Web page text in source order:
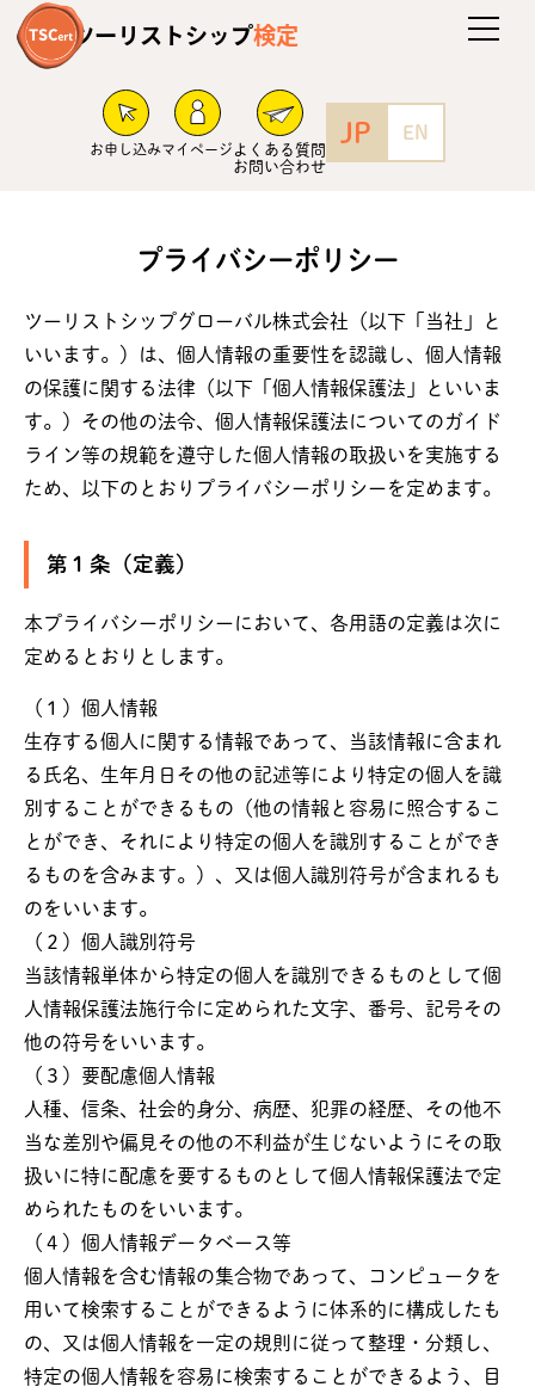
ツーリストシップ検定
お申し込みマイページ よくある質問
お問い合わせ
JP EN
プライバシーポリシー
ツーリストシップグローバル株式会社（以下「当社」と
いいます。）は、個人情報の重要性を認識し、個人情報
の保護に関する法律（以下「個人情報保護法」といいま
す。）その他の法令、個人情報保護法についてのガイド
ライン等の規範を遵守した個人情報の取扱いを実施する
ため、以下のとおりプライバシーポリシーを定めます。
第１条（定義）
本プライバシーポリシーにおいて、各用語の定義は次に
定めるとおりとします。
（１）個人情報
生存する個人に関する情報であって、当該情報に含まれ
る氏名、生年月日その他の記述等により特定の個人を識
別することができるもの（他の情報と容易に照合するこ
とができ、それにより特定の個人を識別することができ
るものを含みます。）、又は個人識別符号が含まれるも
のをいいます。
（２）個人識別符号
当該情報単体から特定の個人を識別できるものとして個
人情報保護法施行令に定められた文字、番号、記号その
他の符号をいいます。
（３）要配慮個人情報
人種、信条、社会的身分、病歴、犯罪の経歴、その他不
当な差別や偏見その他の不利益が生じないようにその取
扱いに特に配慮を要するものとして個人情報保護法で定
められたものをいいます。
（４）個人情報データベース等
個人情報を含む情報の集合物であって、コンピュータを
用いて検索することができるように体系的に構成したも
の、又は個人情報を一定の規則に従って整理・分類し、
特定の個人情報を容易に検索することができるよう、目